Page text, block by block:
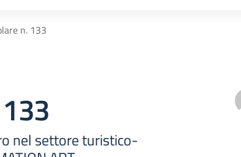
n. 133
nel settore turistico-